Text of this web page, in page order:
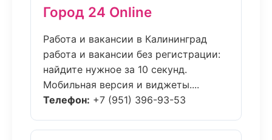
Город 24 Online
Работа и вакансии в Калининград
работа и вакансии без регистрации:
найдите нужное за 10 секунд.
Мобильная версия и виджеты....
Телефон: +7 (951) 396-93-53